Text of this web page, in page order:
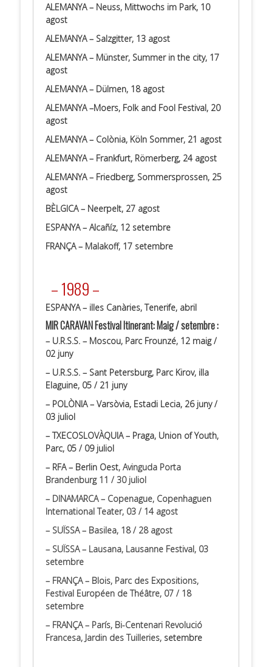
ALEMANYA – Neuss, Mittwochs im Park, 10
agost
ALEMANYA – Salzgitter, 13 agost
ALEMANYA – Münster, Summer in the city, 17
agost
ALEMANYA – Dülmen, 18 agost
ALEMANYA –Moers, Folk and Fool Festival, 20
agost
ALEMANYA – Colònia, Köln Sommer, 21 agost
ALEMANYA – Frankfurt, Römerberg, 24 agost
ALEMANYA – Friedberg, Sommersprossen, 25
agost
BÈLGICA – Neerpelt, 27 agost
ESPANYA – Alcañíz, 12 setembre
FRANÇA – Malakoff, 17 setembre
– 1989 –
ESPANYA – illes Canàries, Tenerife, abril
MIR CARAVAN Festival Itinerant: Maig / setembre :
– U.R.S.S. – Moscou, Parc Frounzé, 12 maig /
02 juny
– U.R.S.S. – Sant Petersburg, Parc Kirov, illa
Elaguine, 05 / 21 juny
– POLÒNIA – Varsòvia, Estadi Lecia, 26 juny /
03 juliol
– TXECOSLOVÀQUIA – Praga, Union of Youth,
Parc, 05 / 09 juliol
– RFA – Berlin Oest, Avinguda Porta
Brandenburg 11 / 30 juliol
– DINAMARCA – Copenague, Copenhaguen
International Teater, 03 / 14 agost
– SUÏSSA – Basilea, 18 / 28 agost
– SUÏSSA – Lausana, Lausanne Festival, 03
setembre
– FRANÇA – Blois, Parc des Expositions,
Festival Européen de Théâtre, 07 / 18
setembre
– FRANÇA – París, Bi-Centenari Revolució
Francesa, Jardin des Tuilleries, setembre